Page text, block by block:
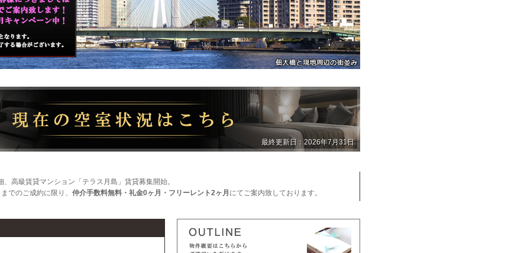
最終更新日：2026年7月31日
、高級賃貸マンション「テラス月島」賃貸募集開始。
でのご成約に限り、 仲介手数料無料・礼金0ヶ月・フリーレント2ヶ月 にてご案内致しております。